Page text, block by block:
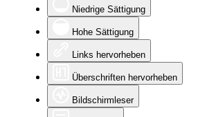
Niedrige Sättigung
Hohe Sättigung
Links hervorheben
Überschriften hervorheben
Bildschirmleser